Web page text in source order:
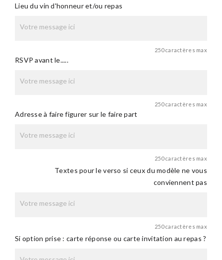
Lieu du vin d'honneur et/ou repas
250 caractères max
RSVP avant le.....
250 caractères max
Adresse à faire figurer sur le faire part
250 caractères max
Textes pour le verso si ceux du modèle ne vous
conviennent pas
250 caractères max
Si option prise : carte réponse ou carte invitation au repas ?